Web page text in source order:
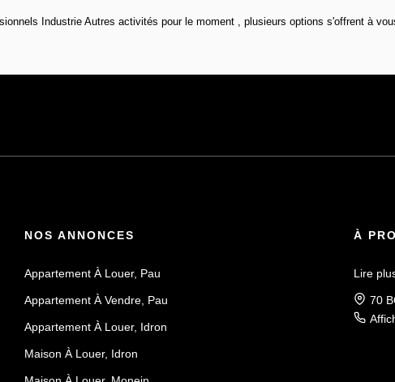
Industrie Autres activités pour le moment , plusieurs options s'offrent à
NOS ANNONCES
Appartement À Louer, Pau
Appartement À Vendre, Pau
Appartement À Louer, Idron
Maison À Louer, Idron
À
Lire
70